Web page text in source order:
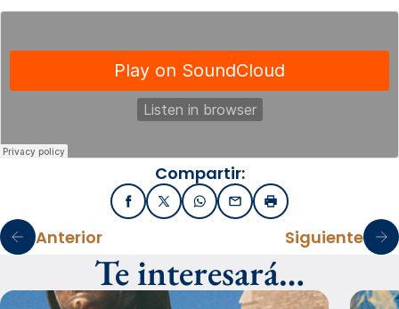
Compartir:
FacebookX / TwitterWhatsApp
EmailImprimir
Anterior Siguiente
Te interesará…